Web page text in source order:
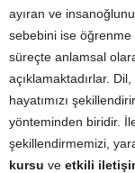
ayıran ve
sebebini ise öğrenme
süreçte anlamsal
açıklamaktadırlar.
hayatımızı
yönteminden biridir.
şekillendirmemizi,
kursu ve etkili